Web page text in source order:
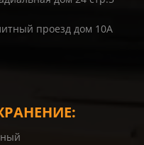
проезд дом 10А